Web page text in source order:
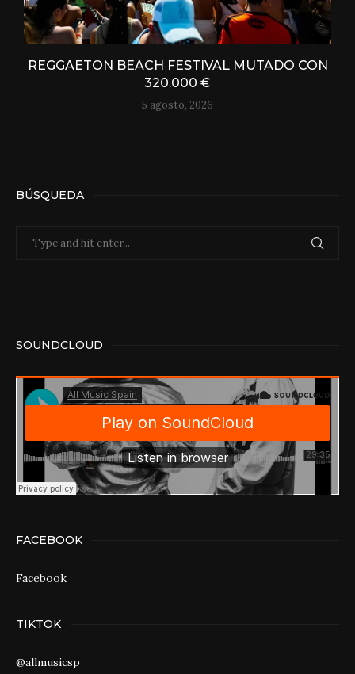
REGGAETON BEACH FESTIVAL MUTADO CON
320.000 €
5 agosto, 2026
BÚSQUEDA
SOUNDCLOUD
FACEBOOK
Facebook
TIKTOK
@allmusicsp